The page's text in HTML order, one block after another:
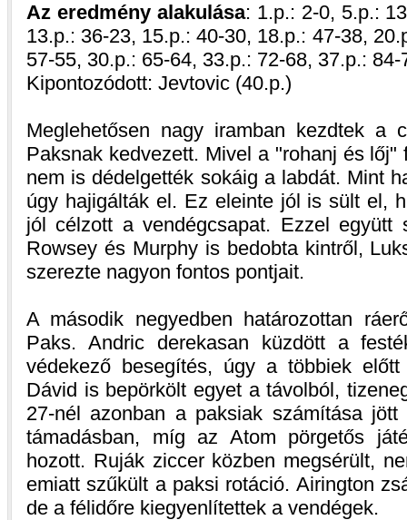
Az eredmény alakulása: 1.p.: 2-0, 5.p.:
13.p.: 36-23, 15.p.: 40-30, 18.p.: 47-38,
57-55, 30.p.: 65-64, 33.p.: 72-68, 37.p.:
Kipontozódott: Jevtovic (40.p.)
Meglehetősen nagy iramban kezdtek a
Paksnak kedvezett. Mivel a rohanj és lőj
nem is dédelgették sokáig a labdát. Mint
úgy hajigálták el. Ez eleinte jól is sült el,
jól célzott a vendégcsapat. Ezzel együtt
Rowsey és Murphy is bedobta kintről,
szerezte nagyon fontos pontjait.
A második negyedben határozottan
Paks. Andric derekasan küzdött a
védekező besegítés, úgy a többiek
Dávid is bepörkölt egyet a távolból,
27-nél azonban a paksiak számítása
támadásban, míg az Atom pörgetős
hozott. Ruják ziccer közben megsérült,
emiatt szűkült a paksi rotáció. Airington
de a félidőre kiegyenlítettek a vendégek.